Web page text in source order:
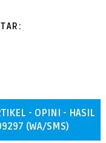
- OPINI - HASIL
(WA/SMS)